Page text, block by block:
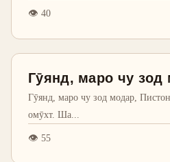
👁 40
Гӯянд, маро чу зод
Гӯянд, маро чу зод модар,
омӯхт. Ша
👁 55